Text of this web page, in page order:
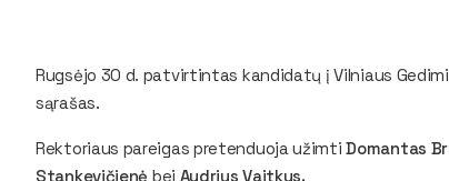
Rugsėjo 30 d. patvirtintas kandidatų į Vilniaus
sąrašas.
Rektoriaus pareigas pretenduoja užimtiDomantas
Stankevičienė bei Audrius Vaitkus.